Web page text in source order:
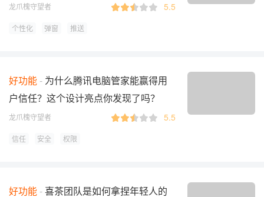
龙爪槐守望者 5.5
个性化 弹窗 推送
好功能
为什么腾讯电脑管家能赢得用
户信任？这个设计亮点你发现了吗？
龙爪槐守望者 5.5
信任 安全 权限
好功能 喜茶团队是如何拿捏年轻人的